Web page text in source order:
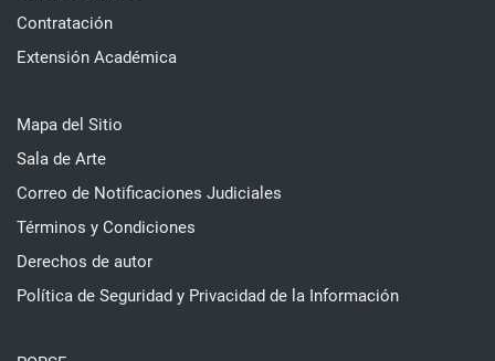
Contratación
Extensión Académica
Mapa del Sitio
Sala de Arte
Correo de Notificaciones Judiciales
Términos y Condiciones
Derechos de autor
Política de Seguridad y Privacidad de la Información